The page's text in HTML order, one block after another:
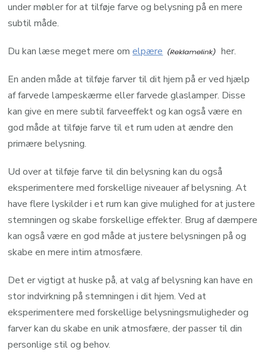
under møbler for at tilføje farve og belysning på en mere
subtil måde.
Du kan læse meget mere omelpære her.
En anden måde at tilføje farver til dit hjem på er ved hjælp
af farvede lampeskærme eller farvede glaslamper. Disse
kan give en mere subtil farveeffekt og kan også være en
god måde at tilføje farve til et rum uden at ændre den
primære belysning.
Ud over at tilføje farve til din belysning kan du også
eksperimentere med forskellige niveauer af belysning. At
have flere lyskilder i et rum kan give mulighed for at justere
stemningen og skabe forskellige effekter. Brug af dæmpere
kan også være en god måde at justere belysningen på og
skabe en mere intim atmosfære.
Det er vigtigt at huske på, at valg af belysning kan have en
stor indvirkning på stemningen i dit hjem. Ved at
eksperimentere med forskellige belysningsmuligheder og
farver kan du skabe en unik atmosfære, der passer til din
personlige stil og behov.